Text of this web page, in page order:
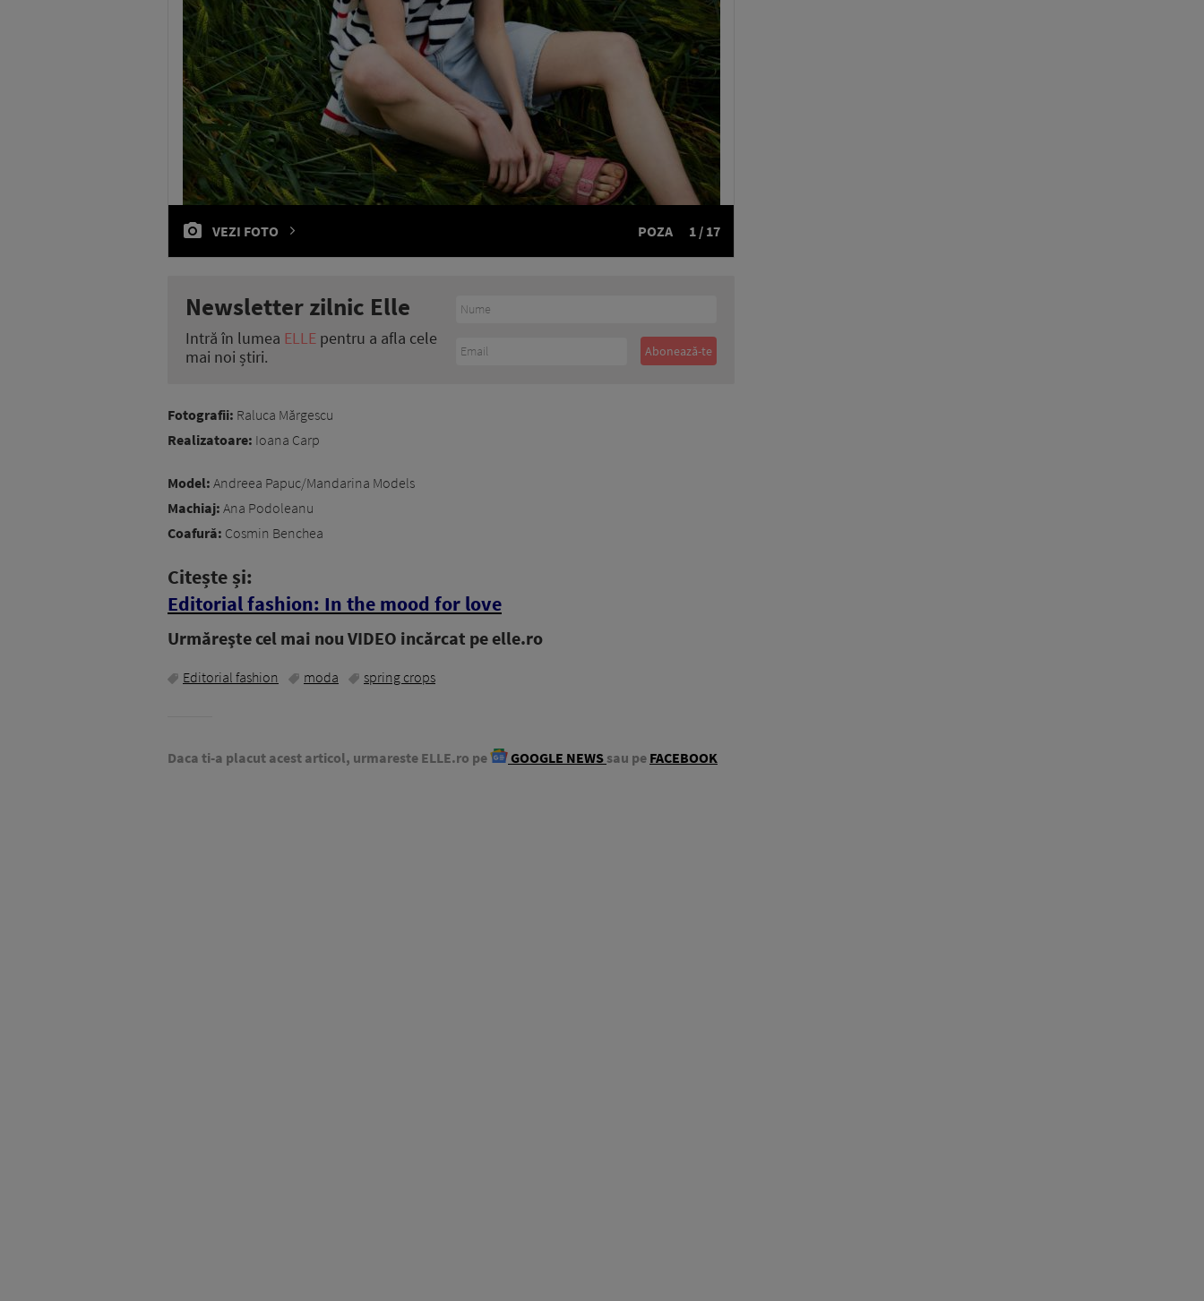
VEZI FOTO POZA 1 / 17
Newsletter zilnic Elle
Intră în lumea ELLE pentru a afla cele
mai noi știri.
Fotografii: Raluca Mărgescu
Realizatoare: Ioana Carp
Model: Andreea Papuc/Mandarina Models
Machiaj: Ana Podoleanu
Coafură: Cosmin Benchea
Citește și:
Editorial fashion: In the mood for love
Urmăreşte cel mai nou VIDEO incărcat pe elle.ro
Editorial fashion moda spring crops
Daca ti-a placut acest articol, urmareste ELLE.ro pe GOOGLE NEWS sau pe FACEBOOK